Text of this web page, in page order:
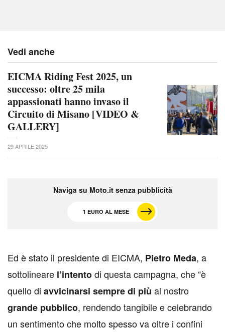
Vedi anche
EICMA Riding Fest 2025, un
successo: oltre 25 mila
appassionati hanno invaso il
Circuito di Misano [VIDEO &
GALLERY]
29 APRILE 2025
Naviga su Moto.it senza pubblicità
1 EURO AL MESE
Ed è stato il presidente di EICMA, Pietro Meda, a
sottolineare l’intentodi questa campagna, che “è
quello di avvicinarsi sempre di più al nostro
grande pubblico, rendendo tangibile e celebrando
un sentimento che molto spesso va oltre i confini